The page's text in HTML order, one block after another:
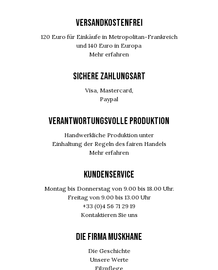
VERSANDKOSTENFREI
120 Euro für Einkäufe in Metropolitan-Frankreich
und 140 Euro in Europa
Mehr erfahren
SICHERE ZAHLUNGSART
Visa, Mastercard,
Paypal
VERANTWORTUNGSVOLLE PRODUKTION
Handwerkliche Produktion unter
Einhaltung der Regeln des fairen Handels
Mehr erfahren
KUNDENSERVICE
Montag bis Donnerstag von 9.00 bis 18.00 Uhr.
Freitag von 9.00 bis 13.00 Uhr
+33 (0)4 56 71 29 19
Kontaktieren Sie uns
DIE FIRMA MUSKHANE
Die Geschichte
Unsere Werte
Filzpflege